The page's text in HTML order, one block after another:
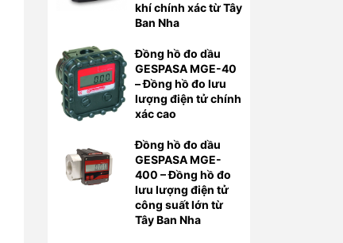
khí chính xác từ Tây
Ban Nha
Đồng hồ đo dầu
GESPASA MGE-40
– Đồng hồ đo lưu
lượng điện tử chính
xác cao
Đồng hồ đo dầu
GESPASA MGE-
400 – Đồng hồ đo
lưu lượng điện tử
công suất lớn từ
Tây Ban Nha